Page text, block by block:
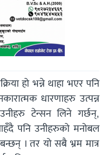
हो भन्ने थाहा भएर पनि
धारणाहरु उत्पन्न
टेन्सन लिने गर्छन्,
पनि उनीहरुको मनोबल
। तर यो सबै भ्रम मात्र